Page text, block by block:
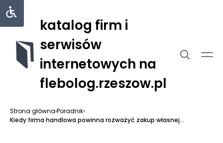
katalog firm i
serwisów
internetowych na
flebolog.rzeszow.pl
Strona główna›Poradnik›
Kiedy firma handlowa powinna rozważyć zakup własnej...